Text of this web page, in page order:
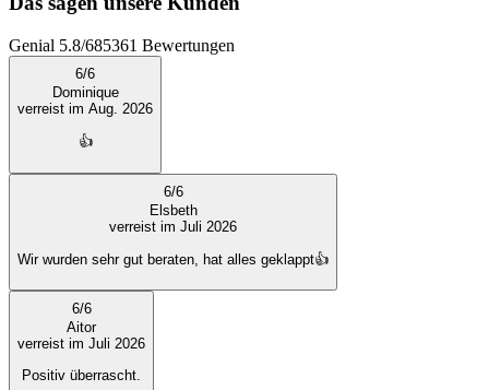
Genial 5.8/685361 Bewertungen
6/6
Dominique
verreist im Aug. 2026
👍
6/6
Elsbeth
verreist im Juli 2026
Wir wurden sehr gut beraten, hat alles geklappt👍
6/6
Aitor
verreist im Juli 2026
Positiv überrascht.